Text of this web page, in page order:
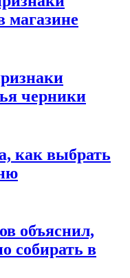
магазине
черники
как выбрать
объяснил,
собирать в